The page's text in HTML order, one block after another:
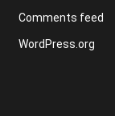
Comments feed
WordPress.org